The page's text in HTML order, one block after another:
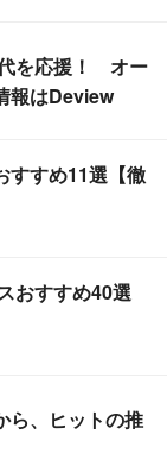
を応援！ オー
報はDeview
すすめ11選【徹
おすすめ40選
ら、ヒットの推